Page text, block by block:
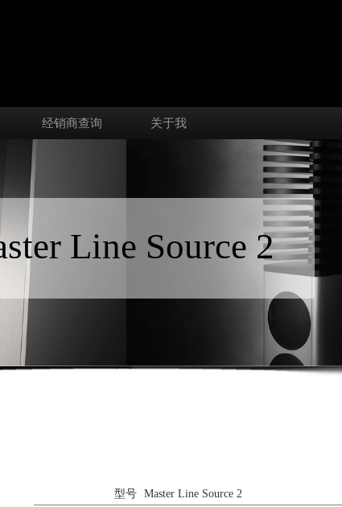
经销商查询 关于我
Line Source 2
型号 Master Line Source 2